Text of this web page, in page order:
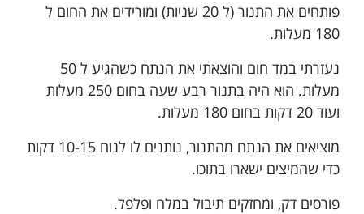
פותחים את התנור (ל 20 שניות) ומורידים את החום ל
180 מעלות.
נעזרתי במד חום והוצאתי את הנתח כשהגיע ל 50
מעלות. הוא היה בתנור רבע שעה בחום 250 מעלות
ועוד 20 דקות בחום 180 מעלות.
מוציאים את הנתח מהתנור, נותנים לו לנוח 10-15 דקות
כדי שהמיצים ישארו בתוכו.
פורסים דק, ומחזקים תיבול במלח ופלפל.